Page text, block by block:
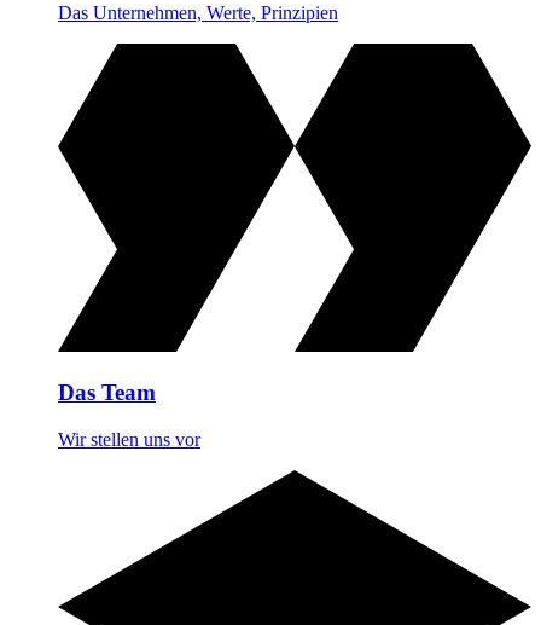
Das Unternehmen, Werte, Prinzipien
Das Team
Wir stellen uns vor